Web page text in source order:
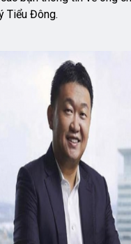
Tiểu Đông.